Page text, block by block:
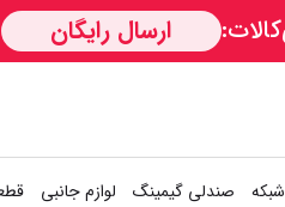
شبکه صندلی گیمینگ لوازم جانبی